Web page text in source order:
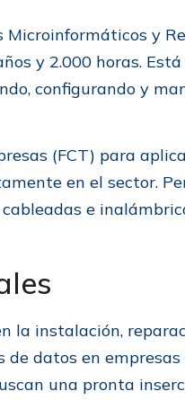
Microinformáticos y
y 2.000 horas.
configurando y
(FCT) para
en el sector.
e
la instalación,
datos en
una pronta